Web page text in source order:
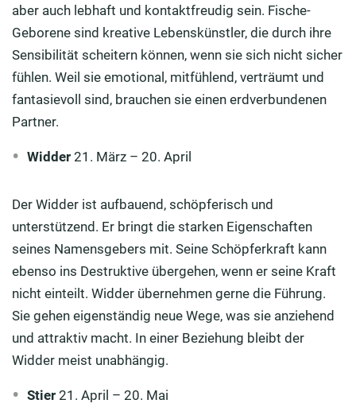
aber auch lebhaft und kontaktfreudig sein. Fische-
Geborene sind kreative Lebenskünstler, die durch ihre
Sensibilität scheitern können, wenn sie sich nicht sicher
fühlen. Weil sie emotional, mitfühlend, verträumt und
fantasievoll sind, brauchen sie einen erdverbundenen
Partner.
Widder 21. März – 20. April
Der Widder ist aufbauend, schöpferisch und
unterstützend. Er bringt die starken Eigenschaften
seines Namensgebers mit. Seine Schöpferkraft kann
ebenso ins Destruktive übergehen, wenn er seine Kraft
nicht einteilt. Widder übernehmen gerne die Führung.
Sie gehen eigenständig neue Wege, was sie anziehend
und attraktiv macht. In einer Beziehung bleibt der
Widder meist unabhängig.
Stier 21. April – 20. Mai